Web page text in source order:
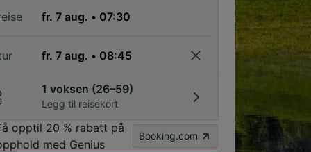
1 voksen (26–59)
Legg til reisekort
opptil 20 % rabatt på
med Genius
Booking.com